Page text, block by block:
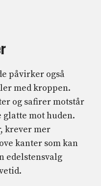
påvirker også
med kroppen.
og safirer motstår
mot huden.
krever mer
kanter som kan
edelstensvalg